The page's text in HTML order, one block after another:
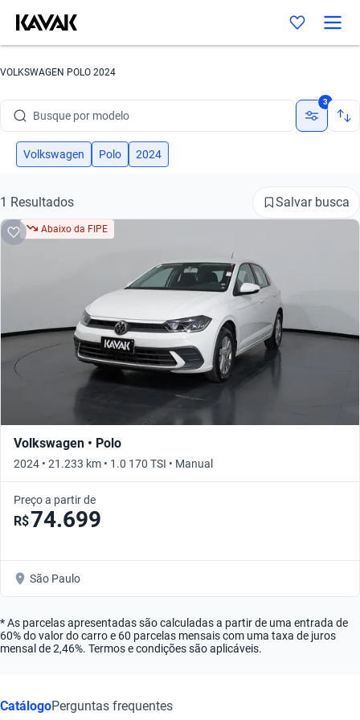
VOLKSWAGEN POLO 2024
Busque por modelo
Busque por versão
Busque por marca
Busque por versão
Busque por ano
3
Volkswagen Polo 2024
1 Resultados Salvar busca
Abaixo da FIPE
Volkswagen • Polo
2024 • 21.233 km • 1.0 170 TSI • Manual
Preço a partir de
R$74.699
São Paulo
* As parcelas apresentadas são calculadas a partir de uma entrada de
60% do valor do carro e 60 parcelas mensais com uma taxa de juros
mensal de 2,46%. Termos e condições são aplicáveis.
CatálogoPerguntas frequentes